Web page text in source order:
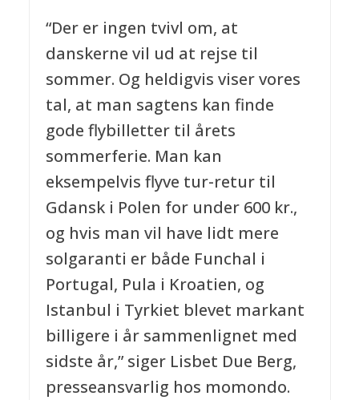
“Der er ingen tvivl om, at
danskerne vil ud at rejse til
sommer. Og heldigvis viser vores
tal, at man sagtens kan finde
gode flybilletter til årets
sommerferie. Man kan
eksempelvis flyve tur-retur til
Gdansk i Polen for under 600 kr.,
og hvis man vil have lidt mere
solgaranti er både Funchal i
Portugal, Pula i Kroatien, og
Istanbul i Tyrkiet blevet markant
billigere i år sammenlignet med
sidste år,” siger Lisbet Due Berg,
presseansvarlig hos momondo.